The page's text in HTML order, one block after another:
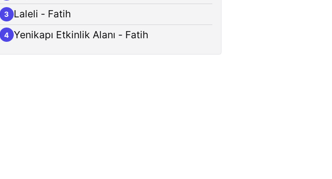
3 Laleli - Fatih
4 Yenikapı Etkinlik Alanı - Fatih